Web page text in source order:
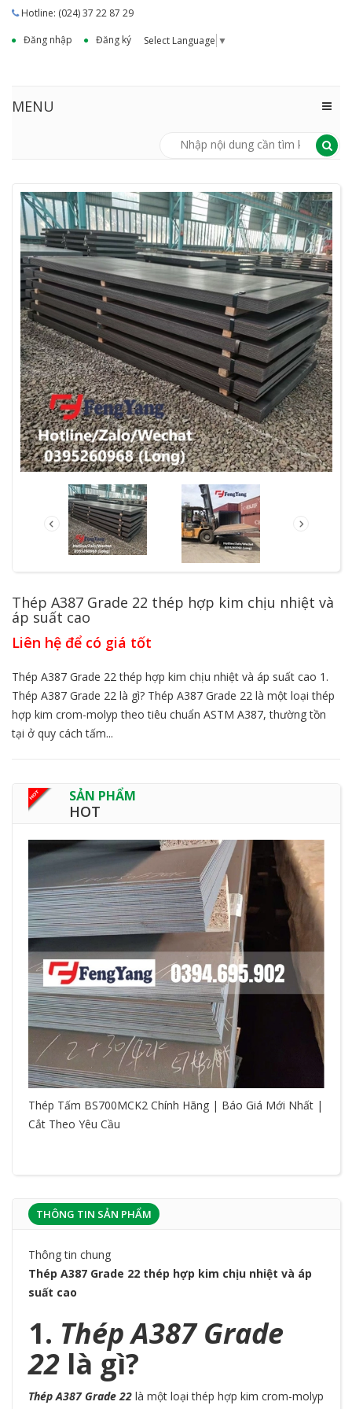
Hotline: (024) 37 22 87 29
Đăng nhập
Đăng ký Select Language ▼
MENU
Thép A387 Grade 22 thép hợp kim chịu nhiệt và
áp suất cao
Liên hệ để có giá tốt
Thép A387 Grade 22 thép hợp kim chịu nhiệt và áp suất cao 1.
Thép A387 Grade 22 là gì? Thép A387 Grade 22 là một loại thép
hợp kim crom-molyp theo tiêu chuẩn ASTM A387, thường tồn
tại ở quy cách tấm...
SẢN PHẨM
HOT
Thép Tấm BS700MCK2 Chính Hãng | Báo Giá Mới Nhất |
Cắt Theo Yêu Cầu
THÔNG TIN SẢN PHẨM
Thông tin chung
Thép A387 Grade 22 thép hợp kim chịu nhiệt và áp
suất cao
1. Thép A387 Grade
22 là gì?
Thép A387 Grade 22 là một loại thép hợp kim crom-molyp